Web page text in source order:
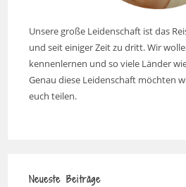
Unsere große Leidenschaft ist das
und seit einiger Zeit zu dritt. Wir
kennenlernen und so viele Länder
Genau diese Leidenschaft möchten
euch teilen.
Neueste Beiträge